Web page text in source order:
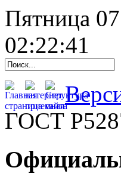
Пятница
02:22:42
ГОСТ